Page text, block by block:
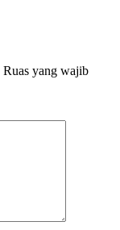
Ruas yang wajib